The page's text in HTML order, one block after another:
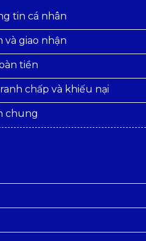
tin cá nhân
và giao nhận
tiền
chấp và khiếu nại
chung